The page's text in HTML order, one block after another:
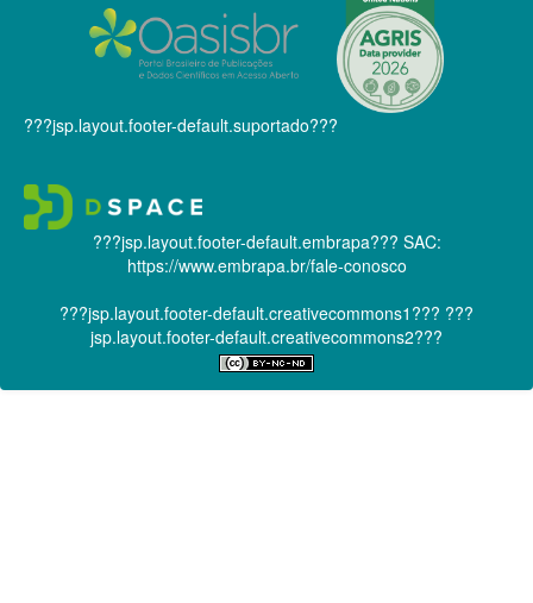
???jsp.layout.footer-default.suportado???
???jsp.layout.footer-default.embrapa??? SAC:
https://www.embrapa.br/fale-conosco
???jsp.layout.footer-default.creativecommons1??? ???
jsp.layout.footer-default.creativecommons2???